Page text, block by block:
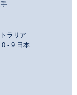
ラリア
0 - 9 日本